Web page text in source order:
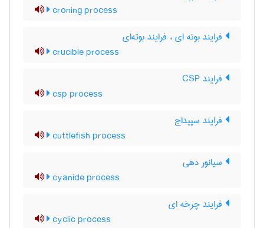
croning process
فرایند بوته ای ، فرایند بوته‌ای
crucible process
فرایند CSP
csp process
فرایند سپیداج
cuttlefish process
سیانور دهی
cyanide process
فرایند چرخه ای
cyclic process